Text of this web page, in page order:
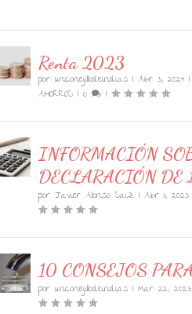
Renta 2023
porunconejillodeindias |Abr 3, 2024
AHORROS |0 |
INFORMACIÓN
DECLARACIÓN DE
por Javier Alonso Saiz |Abr 11, 2023
10 CONSEJOS
porunconejillodeindias |Mar 22, 2023